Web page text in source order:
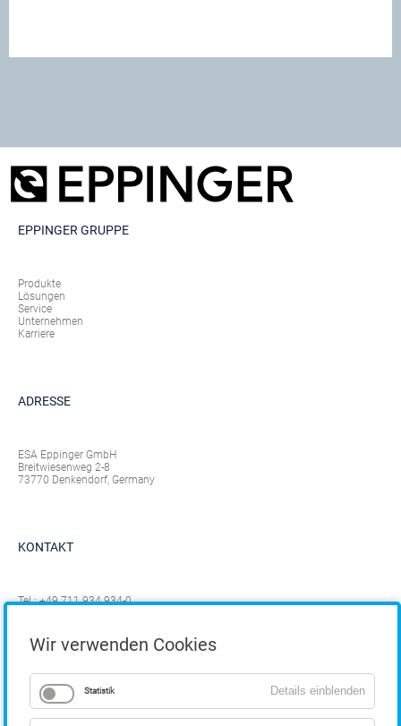
EPPINGER GRUPPE
Produkte
Lösungen
Service
Unternehmen
Karriere
ADRESSE
ESA Eppinger GmbH
Breitwiesenweg 2-8
73770 Denkendorf, Germany
KONTAKT
Tel.:+49 711 934 934-0
Wir verwenden Cookies
Statistik Details einblenden